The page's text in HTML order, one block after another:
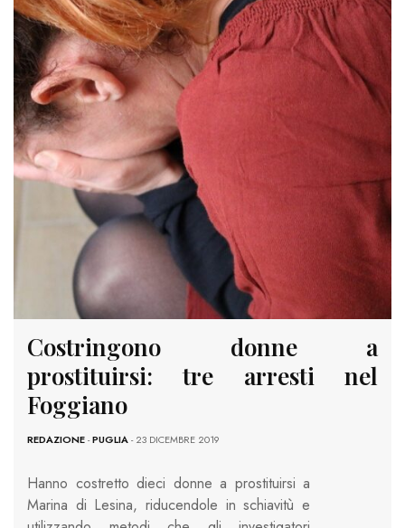
Costringono donne a
prostituirsi: tre arresti nel
Foggiano
REDAZIONE-PUGLIA- 23 DICEMBRE 2019
Hanno costretto dieci donne a prostituirsi a
Marina di Lesina, riducendole in schiavitù e